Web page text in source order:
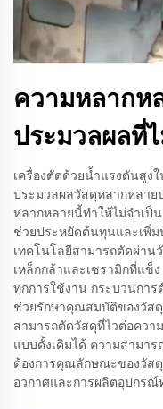
ความหลากห
ประมวลผลที่
เครื่องตัดด้วยน้ำแรงดันสูง
ประมวลผลวัสดุหลากหลาย
หลากหลายนี้ทำให้ไม่จำเป็
ช่วยประหยัดต้นทุนและเพิ่
เทคโนโลยีสามารถตัดผ่าน
เหล็กกล้าและเซรามิกที่แข็
ทุกการใช้งาน กระบวนกา
ช่วยรักษาคุณสมบัติของวัสดุ
สามารถตัดวัสดุที่ไวต่อควา
แบบดั้งเดิมได้ ความสามา
ต้องการคุณลักษณะของวัส
อวกาศและการผลิตอุปกรณ์